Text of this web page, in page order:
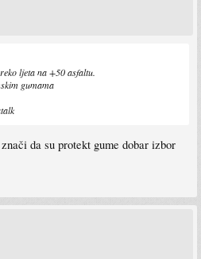
ljeta na +50 asfaltu.
gumama
da su protekt gume dobar izbor